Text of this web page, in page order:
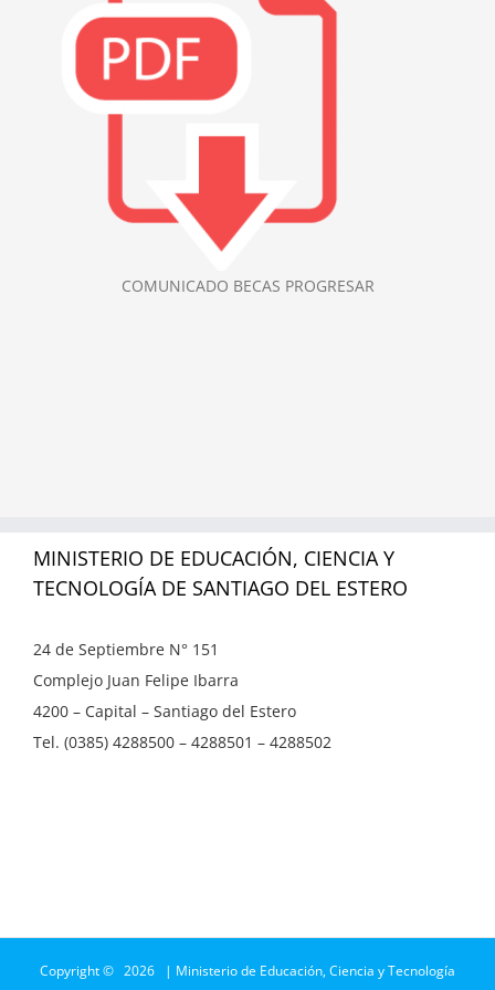
COMUNICADO BECAS PROGRESAR
MINISTERIO DE EDUCACIÓN, CIENCIA Y
TECNOLOGÍA DE SANTIAGO DEL ESTERO
24 de Septiembre N° 151
Complejo Juan Felipe Ibarra
4200 – Capital – Santiago del Estero
Tel. (0385) 4288500 – 4288501 – 4288502
Copyright © 2026 | Ministerio de Educación, Ciencia y Tecnología